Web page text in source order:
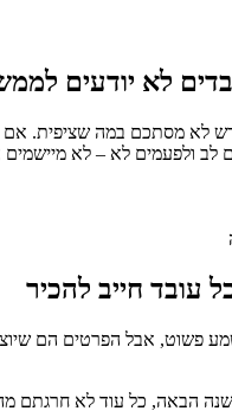
לא יודעים
לא מסתכם במה שציפית.
ולפעמים לא – לא
עובד חייב להכיר
קובע כי כל עובד שכיר צובר יום וחצי של מחלה לכל